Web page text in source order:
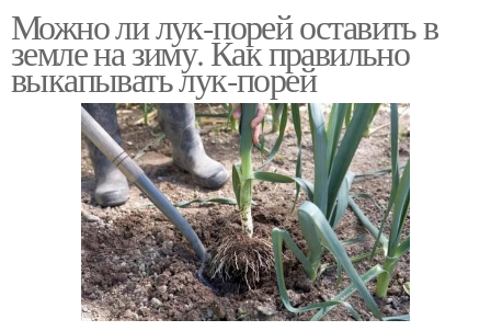
Можно ли лук-порей оставить в
земле на зиму. Как правильно
выкапывать лук-порей